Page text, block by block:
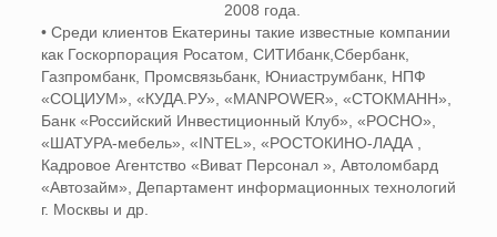
2008 года.
• Среди клиентов Екатерины такие известные компании
как Госкорпорация Росатом, СИТИбанк,Сбербанк,
Газпромбанк, Промсвязьбанк, Юниаструмбанк, НПФ
«СОЦИУМ», «КУДА.РУ», «MANPOWER», «СТОКМАНН»,
Банк «Российский Инвестиционный Клуб», «РОСНО»,
«ШАТУРА-мебель», «INTEL», «РОСТОКИНО-ЛАДА ,
Кадровое Агентство «Виват Персонал », Автоломбард
«Автозайм», Департамент информационных технологий
г. Москвы и др.